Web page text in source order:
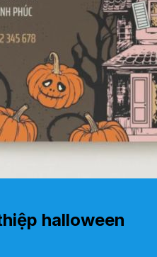
halloween